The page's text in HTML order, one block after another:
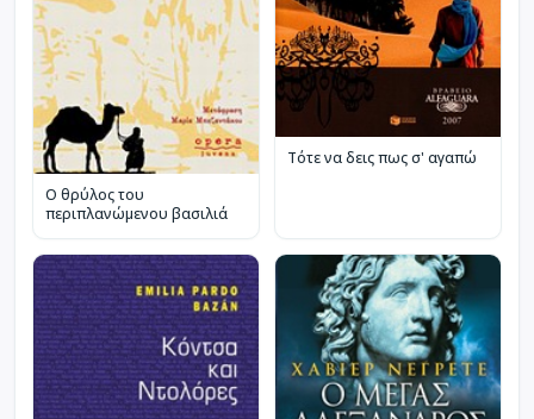
Ο θρύλος του
περιπλανώμενου βασιλιά
Τότε να δεις πως σ' αγαπώ